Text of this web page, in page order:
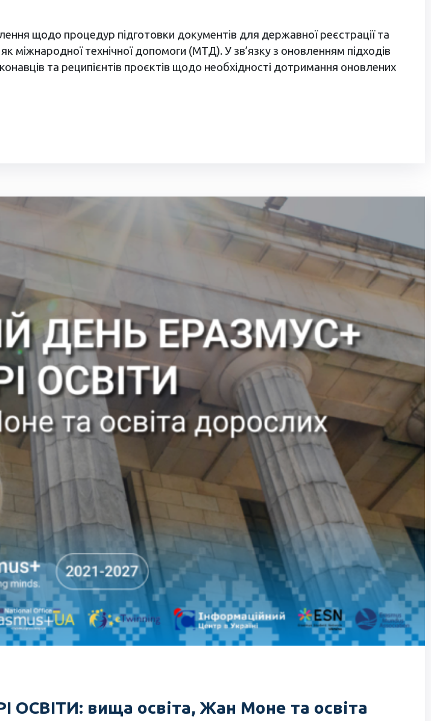
щодо процедур підготовки документів для державної реєстрації та
міжнародної технічної допомоги (МТД). У зв’язку з оновленням підходів
та реципієнтів проєктів щодо необхідності дотримання оновлених
вища освіта, Жан Моне та освіта